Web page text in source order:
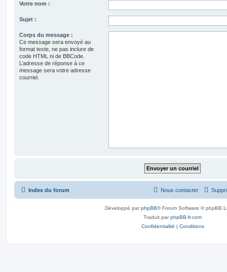
Votre nom :
Sujet :
Corps du message :
Ce message sera envoyé au
format texte, ne pas inclure de
code HTML ni de BBCode.
L’adresse de réponse à ce
message sera votre adresse
courriel.
Index du forum Nous contacter
Développé parphpBB® Forum Software © phpBB
Traduit parphpBB-fr.com
Confidentialité | Conditions